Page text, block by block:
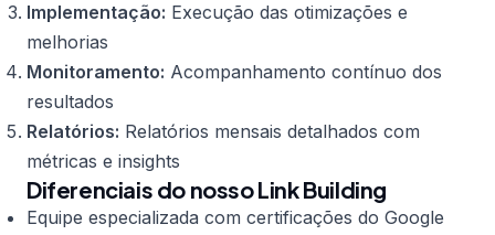
Implementação: Execução das otimizações e
melhorias
Monitoramento: Acompanhamento contínuo dos
resultados
Relatórios: Relatórios mensais detalhados com
métricas e insights
Diferenciais do nosso Link Building
Equipe especializada com certificações do Google